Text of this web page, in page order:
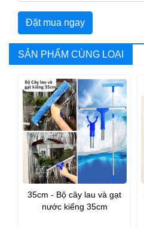
Đặt mua ngay
SẢN PHẨM CÙNG LOẠI
35cm - Bộ cây lau và gạt
nước kiếng 35cm